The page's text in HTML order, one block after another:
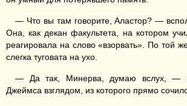
— Что вы там говорите, Аластор? —
Она, как декан факультета, на котором
реагировала на слово «взорвать». По той
слегка туговата на ухо.
— Да так, Минерва, думаю вслух, —
Джеймса взглядом, из которого прямо